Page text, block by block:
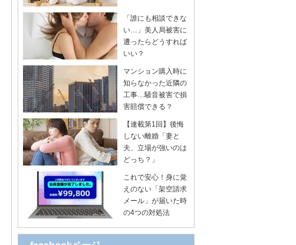
「誰にも相談できな
い…」美人局被害に
遭ったらどうすれば
いい？
マンション購入時に
知らなかった近隣の
工事…騒音被害で損
害賠償できる？
【連載第1回】後悔
しない離婚「妻と
夫、立場が強いのは
どっち？」
これで安心！身に覚
えのない「架空請求
メール」が届いた時
の4つの対処法